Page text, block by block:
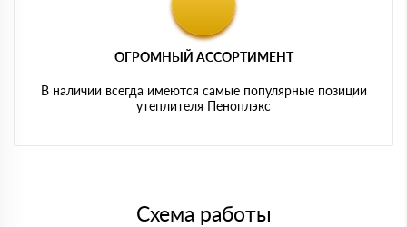
ОГРОМНЫЙ АССОРТИМЕНТ
В наличии всегда имеются самые популярные позиции
утеплителя Пеноплэкс
Схема работы